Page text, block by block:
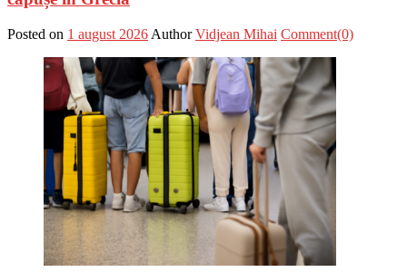
Posted on 1 august 2026 Author Vidjean Mihai Comment(0)